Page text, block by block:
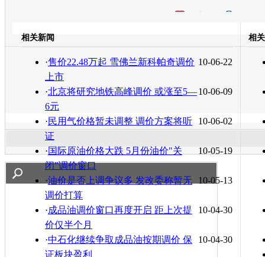
转发至：
相关新闻
10-06-22
·售价22.48万起 雪佛兰新科帕奇调价
上市
10-06-09
·北京将研究地铁高峰调价 或涨至5—
6元
10-06-02
·民用气价格暂未调整 调价方案将听
证
10-05-19
·国际原油价格大跌 5月份油价"关
闭"调价窗口
10-05-13
·油价是否上调争议多 发改委称暂无
调价打算
10-04-30
·成品油调价窗口再度开启 距上次提
价仅半个月
10-04-30
·中石化继续争取成品油按期调价 保
证板块盈利
相